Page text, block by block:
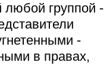
любой группой -
-
в правах,